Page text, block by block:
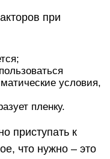
при
условия,
пленку.
приступать к
что нужно – это